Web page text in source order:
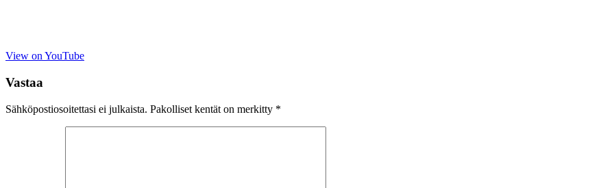
View on YouTube
Vastaa
Sähköpostiosoitettasi ei julkaista. Pakolliset kentät on merkitty *